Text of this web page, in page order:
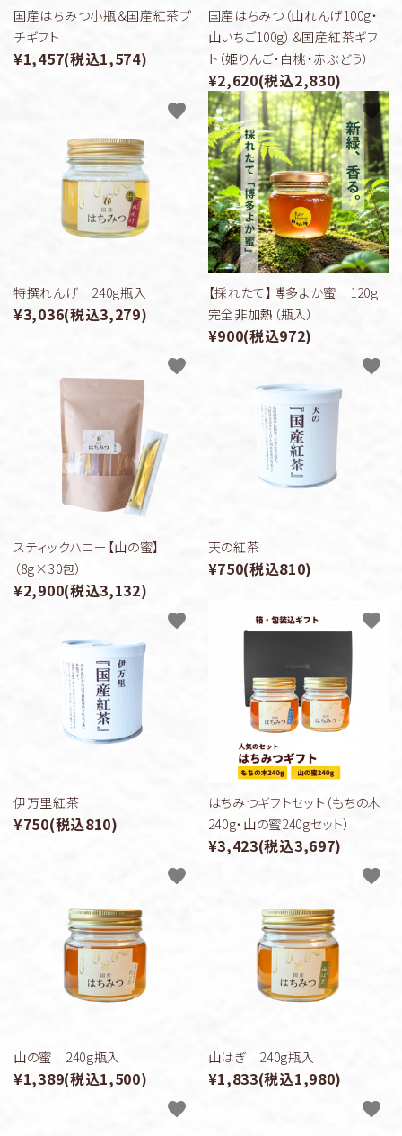
国産はちみつ小瓶＆国産紅茶プ
チギフト
¥1,457(税込1,574)
国産はちみつ（山れんげ100g・
山いちご100g）＆国産紅茶ギフ
ト（姫りんご・白桃・赤ぶどう）
¥2,620(税込2,830)
特撰れんげ 240g瓶入
¥3,036(税込3,279)
favorite
【採れたて】博多よか蜜 120g
完全非加熱（瓶入）
¥900(税込972)
favorite
スティックハニー【山の蜜】
（8g×30包）
¥2,900(税込3,132)
favorite
天の紅茶
¥750(税込810)
favorite
伊万里紅茶
¥750(税込810)
favorite
はちみつギフトセット（もちの木
240g・山の蜜240gセット）
¥3,423(税込3,697)
favorite
山の蜜 240g瓶入
¥1,389(税込1,500)
favorite
山はぎ 240g瓶入
¥1,833(税込1,980)
favorite
favorite favorite